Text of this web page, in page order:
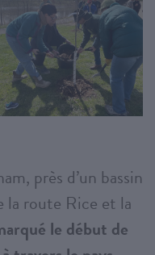
près d’un bassin
la route Rice et la
le début de